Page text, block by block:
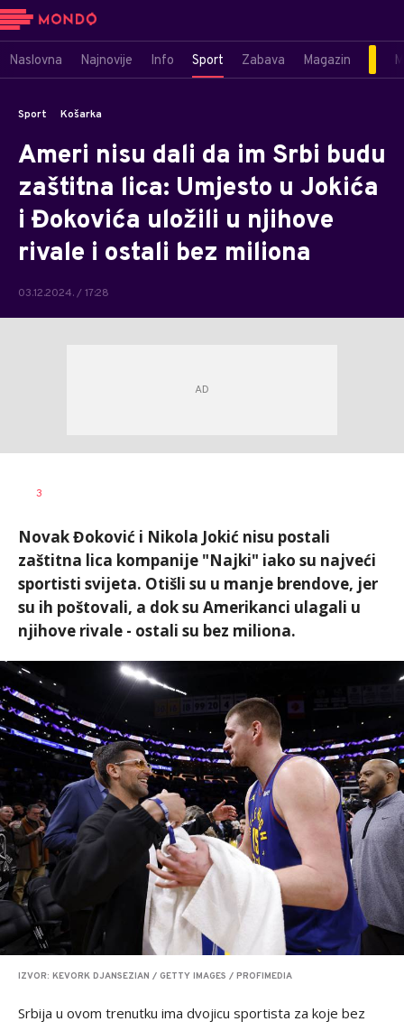
Naslovna Najnovije Info Sport Zabava Magazin
Sport Košarka
Ameri nisu dali da im Srbi budu
zaštitna lica: Umjesto u Jokića
i Đokovića uložili u njihove
rivale i ostali bez miliona
03.12.2024. / 17:28
AUTOR
3
Novak Đoković i Nikola Jokić nisu postali
zaštitna lica kompanije "Najki" iako su najveći
sportisti svijeta. Otišli su u manje brendove, jer
su ih poštovali, a dok su Amerikanci ulagali u
njihove rivale - ostali su bez miliona.
IZVOR: KEVORK DJANSEZIAN / GETTY IMAGES / PROFIMEDIA
Srbija u ovom trenutku ima dvojicu sportista za koje bez